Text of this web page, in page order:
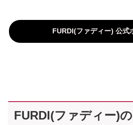
FURDI(ファディー) 公式
FURDI(ファディー)